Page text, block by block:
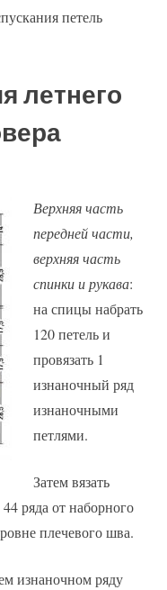
петель
летнего
Верхняя часть
передней части,
верхняя часть
спинки и рукава:
на спицы набрать
120 петель и
провязать 1
изнаночный ряд
изнаночными
петлями.
Затем вязать
ряда от наборного
плечевого шва.
изнаночном ряду